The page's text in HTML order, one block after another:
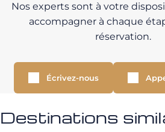
Nos experts sont à votre
accompagner à chaque
réservation.
Écrivez-nous
Destinations